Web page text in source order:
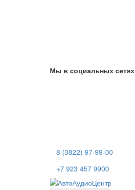
Мы в социальных сетях
8 (3822) 97-99-00
+7 923 457 9900